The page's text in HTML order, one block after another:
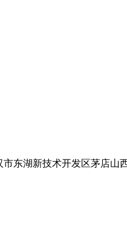
市东湖新技术开发区茅店山